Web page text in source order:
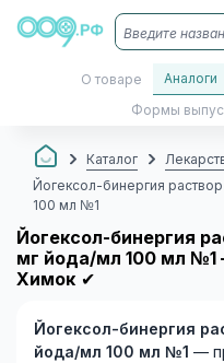
О товаре Аналоги
Формы
Каталог
Йогексол-бинергия
100 мл №1
Йогексол-бинергия
мг йода/мл 100 мл №1
Химок ✔
Йогексол-бинергия
йода/мл 100 мл №1 —